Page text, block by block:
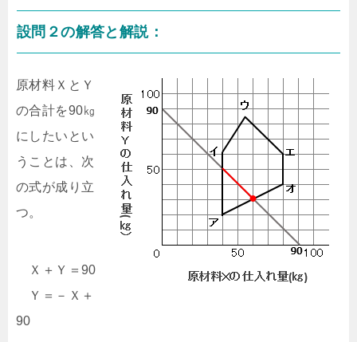
設問２の解答と解説：
原材料ＸとＹ
の合計を90㎏
にしたいとい
うことは、次
の式が成り立
つ。
Ｘ＋Ｙ＝90
Ｙ＝－Ｘ＋
90